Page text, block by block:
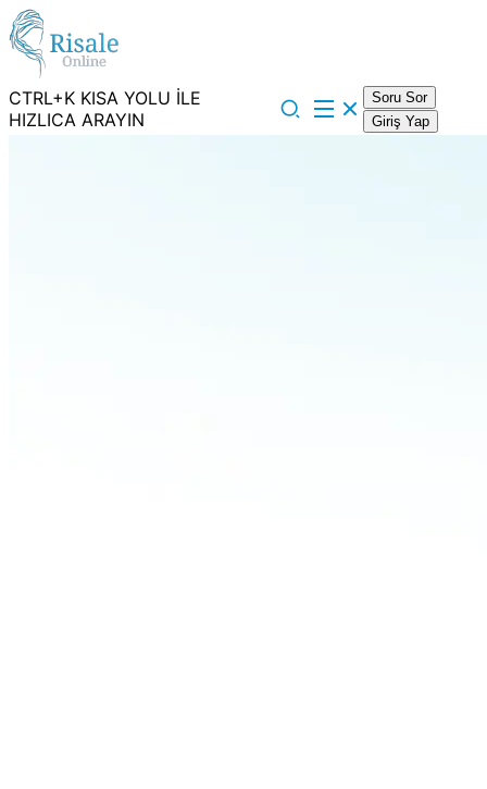
CTRL+K KISA YOLU İLE
HIZLICA ARAYIN
Soru Sor
Giriş Yap